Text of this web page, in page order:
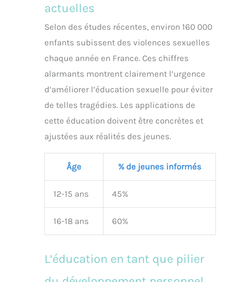
actuelles
Selon des études récentes, environ 160 000
enfants subissent des violences sexuelles
chaque année en France. Ces chiffres
alarmants montrent clairement l’urgence
d’améliorer l’éducation sexuelle pour éviter
de telles tragédies. Les applications de
cette éducation doivent être concrètes et
ajustées aux réalités des jeunes.
Âge % de jeunes informés
12-15 ans 45%
16-18 ans 60%
L’éducation en tant que pilier